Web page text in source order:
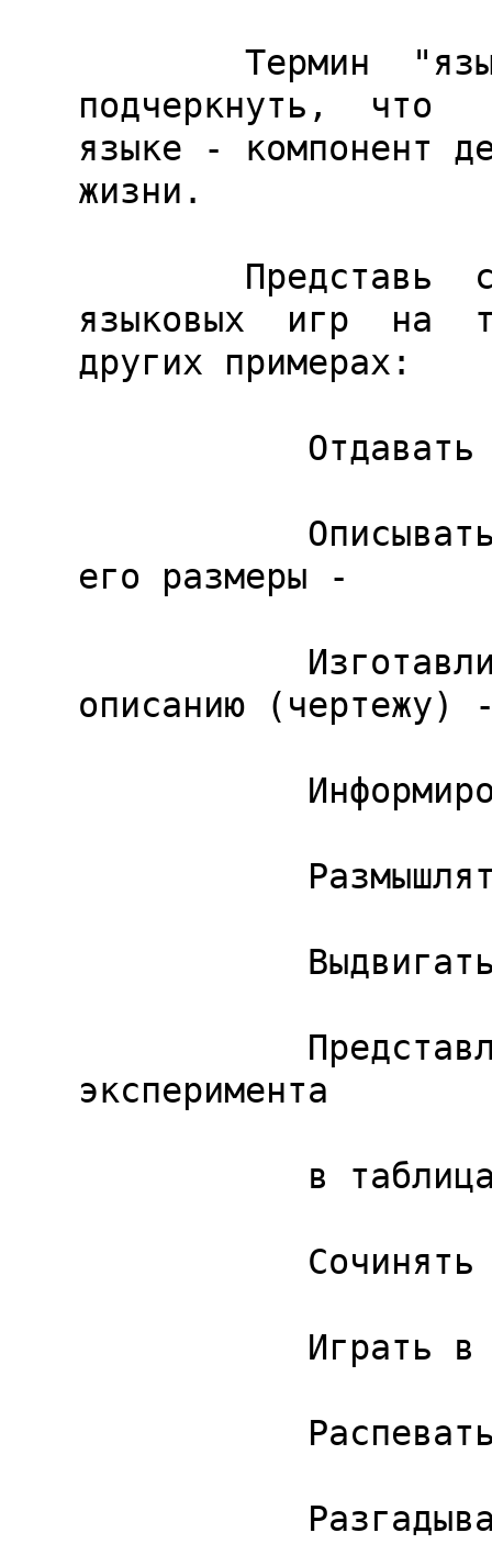
подчеркнуть,  что
языке - компонент
жизни.
языковых  игр  на
других примерах:
его размеры -
описанию (чертежу)
эксперимента